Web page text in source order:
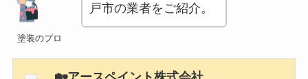
塗装のプロ
戸市の業者をご紹介。